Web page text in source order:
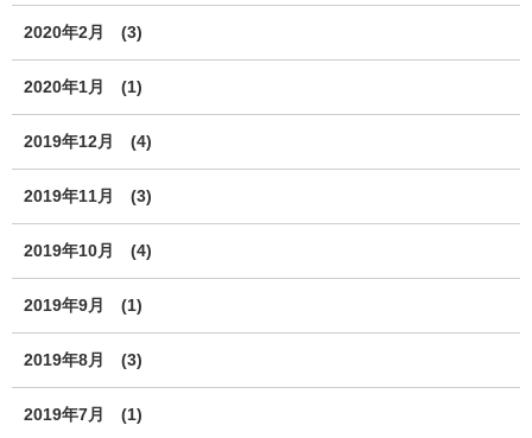
2020年2月 (3)
2020年1月 (1)
2019年12月 (4)
2019年11月 (3)
2019年10月 (4)
2019年9月 (1)
2019年8月 (3)
2019年7月 (1)